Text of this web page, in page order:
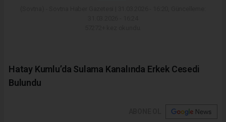
Hatay Kumlu’da Sulama Kanalında Erkek Cesedi
Bulundu